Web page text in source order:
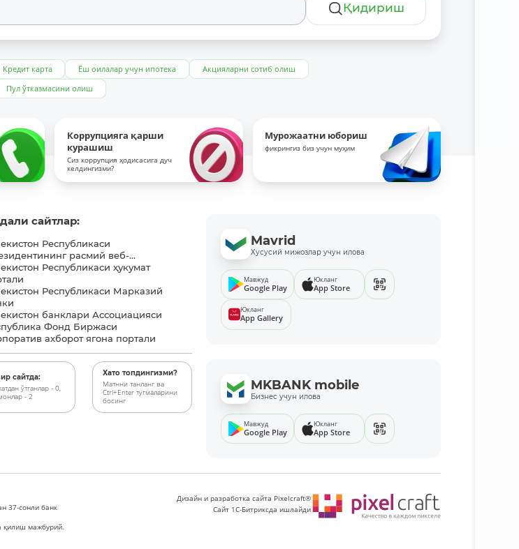
Қидириш
Кредит карта Ёш оилалар учун ипотека
Акцияларни сотиб олиш
Пул ўтказмасини олиш
Коррупцияга қарши
курашиш
Сиз коррупция ҳодисасига дуч
келдингизми?
Мурожаатни юбориш
фикрингиз биз учун муҳим
сайтлар:
Республикаси
расмий веб-...
Республикаси ҳукумат
Республикаси Марказий
банклари Ассоциацияси
Фонд Биржаси
ахборот ягона портали
сайтда:
ўтганлар - 0,
- 2
Хато топдингизми?
Матнни танланг ва
Ctrl+Enter тугмаларини
босинг
Mavrid
Хусусий мижозлар учун илова
Мавжуд
Google Play
Юкланг
App Store
Юкланг
App Gallery
MKBANK mobile
Бизнес учун илова
Мавжуд
Google Play
Юкланг
App Store
37-сонли банк
қилиш мажбурий.
Дизайн и разработка сайта Pixelcraft®
Сайт 1C-Битриксда ишлайди